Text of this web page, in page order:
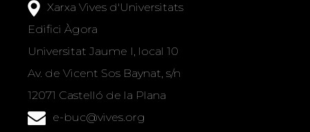
Xarxa Vives d'Universitats
Edifici Àgora
Universitat Jaume I, local 10
Av. de Vicent Sos Baynat, s/n
12071 Castelló de la Plana
e-buc@vives.org